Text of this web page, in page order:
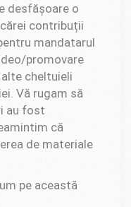
desfășoare o
contribuții
mandatarul
promovare
cheltuieli
Vă rugam să
au fost
că
de materiale
pe această